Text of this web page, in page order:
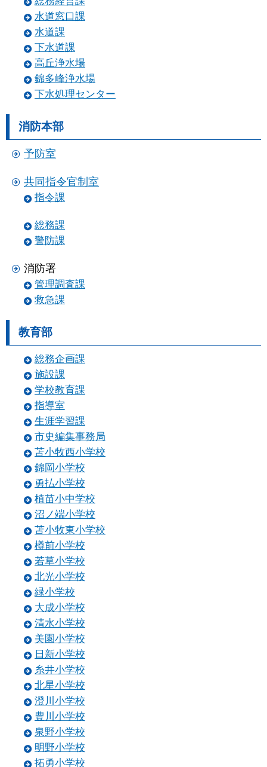
水道窓口課
水道課
下水道課
高丘浄水場
錦多峰浄水場
下水処理センター
消防本部
予防室
共同指令官制室
指令課
総務課
警防課
消防署
管理調査課
救急課
教育部
総務企画課
施設課
学校教育課
指導室
生涯学習課
市史編集事務局
苫小牧西小学校
錦岡小学校
勇払小学校
植苗小中学校
沼ノ端小学校
苫小牧東小学校
樽前小学校
若草小学校
北光小学校
緑小学校
大成小学校
清水小学校
美園小学校
日新小学校
糸井小学校
北星小学校
澄川小学校
豊川小学校
泉野小学校
明野小学校
拓勇小学校